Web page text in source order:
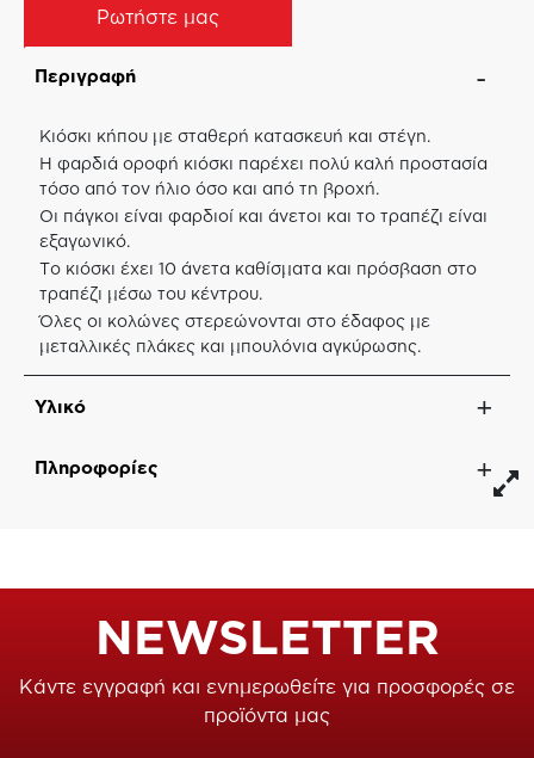
Ρωτήστε μας
Περιγραφή
Κιόσκι κήπου με σταθερή κατασκευή και στέγη.
Η φαρδιά οροφή κιόσκι παρέχει πολύ καλή προστασία
τόσο από τον ήλιο όσο και από τη βροχή.
Οι πάγκοι είναι φαρδιοί και άνετοι και το τραπέζι είναι
εξαγωνικό.
Το κιόσκι έχει 10 άνετα καθίσματα και πρόσβαση στο
τραπέζι μέσω του κέντρου.
Όλες οι κολώνες στερεώνονται στο έδαφος με
μεταλλικές πλάκες και μπουλόνια αγκύρωσης.
Υλικό
Πληροφορίες
NEWSLETTER
Κάντε εγγραφή και ενημερωθείτε για προσφορές σε
προϊόντα μας